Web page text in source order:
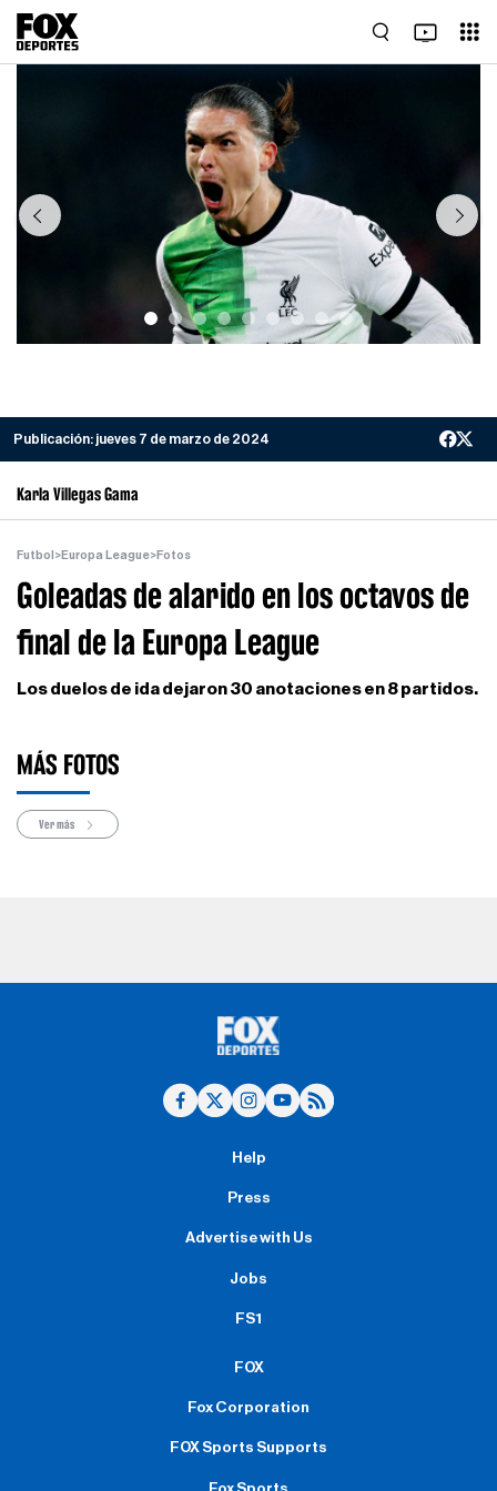
Previous Next
Publicación: jueves 7 de marzo de 2024
Karla Villegas Gama
Futbol >Europa League>Fotos
Goleadas de alarido en los octavos de
final de la Europa League
Los duelos de ida dejaron 30 anotaciones en 8 partidos.
MÁS FOTOS
Ver más
Help
Press
Advertise with Us
Jobs
FS1
FOX
Fox Corporation
FOX Sports Supports